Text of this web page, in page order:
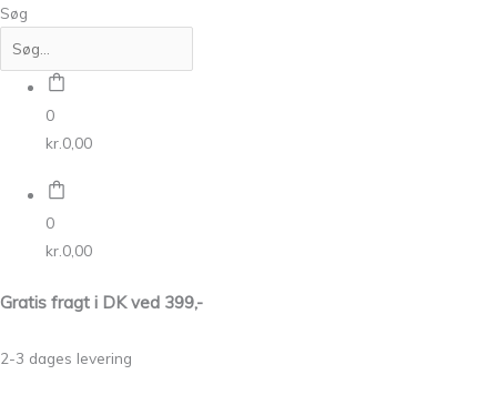
Søg
0
kr. 0,00
0
kr. 0,00
Gratis fragt i DK ved 399,-
2-3 dages levering